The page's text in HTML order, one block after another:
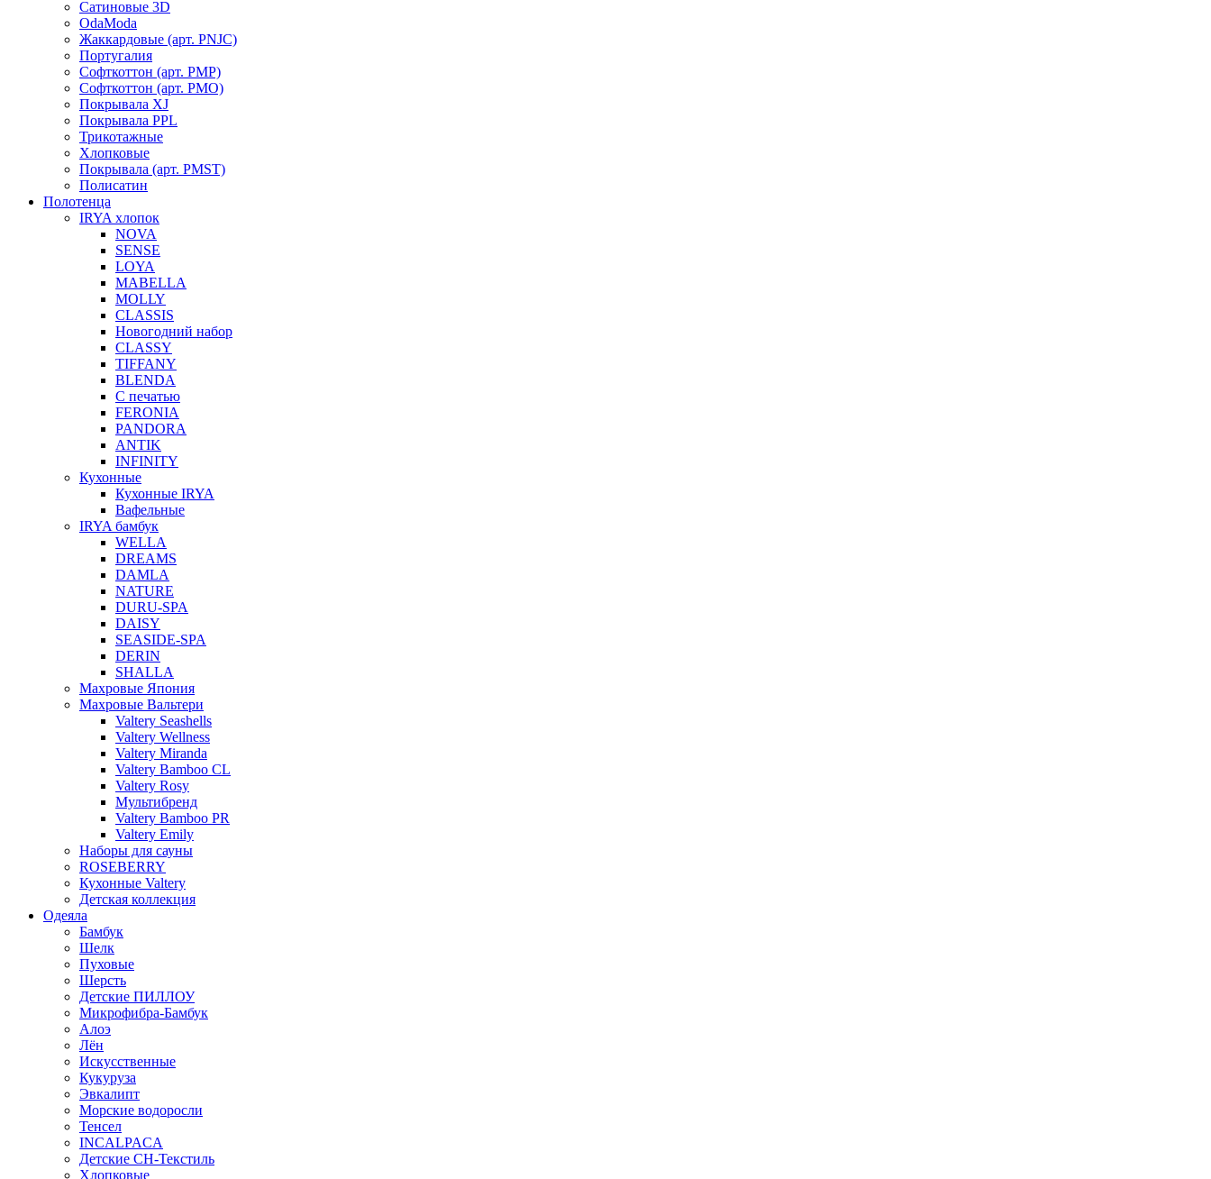
Сатиновые 3D
OdaModa
Жаккардовые (арт. PNJC)
Португалия
Софткоттон (арт. PMP)
Софткоттон (арт. PMO)
Покрывала XJ
Покрывала PPL
Трикотажные
Хлопковые
Покрывала (арт. PMST)
Полисатин
Полотенца
IRYA хлопок
NOVA
SENSE
LOYA
MABELLA
MOLLY
CLASSIS
Новогодний набор
CLASSY
TIFFANY
BLENDA
С печатью
FERONIA
PANDORA
ANTIK
INFINITY
Кухонные
Кухонные IRYA
Вафельные
IRYA бамбук
WELLA
DREAMS
DAMLA
NATURE
DURU-SPA
DAISY
SEASIDE-SPA
DERIN
SHALLA
Махровые Япония
Махровые Вальтери
Valtery Seashells
Valtery Wellness
Valtery Miranda
Valtery Bamboo CL
Valtery Rosy
Мультибренд
Valtery Bamboo PR
Valtery Emily
Наборы для сауны
ROSEBERRY
Кухонные Valtery
Детская коллекция
Одеяла
Бамбук
Шелк
Пуховые
Шерсть
Детские ПИЛЛОУ
Микрофибра-Бамбук
Алоэ
Лён
Искусственные
Кукуруза
Эвкалипт
Морские водоросли
Тенсел
INCALPACA
Детские СН-Текстиль
Хлопковые